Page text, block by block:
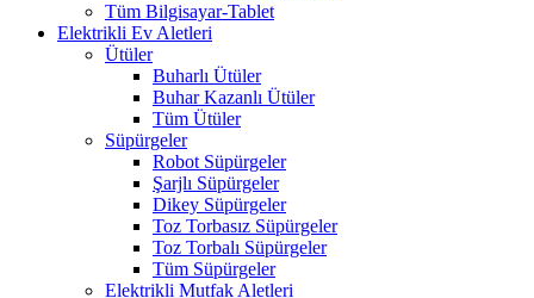
Tüm Bilgisayar-Tablet
Elektrikli Ev Aletleri
Ütüler
Buharlı Ütüler
Buhar Kazanlı Ütüler
Tüm Ütüler
Süpürgeler
Robot Süpürgeler
Şarjlı Süpürgeler
Dikey Süpürgeler
Toz Torbasız Süpürgeler
Toz Torbalı Süpürgeler
Tüm Süpürgeler
Elektrikli Mutfak Aletleri